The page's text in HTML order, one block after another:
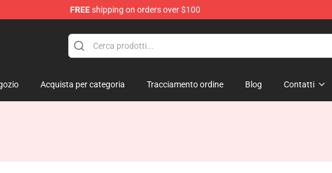
FREEshipping on orders over $100
Acquista per categoria Tracciamento ordine Blog Contatti